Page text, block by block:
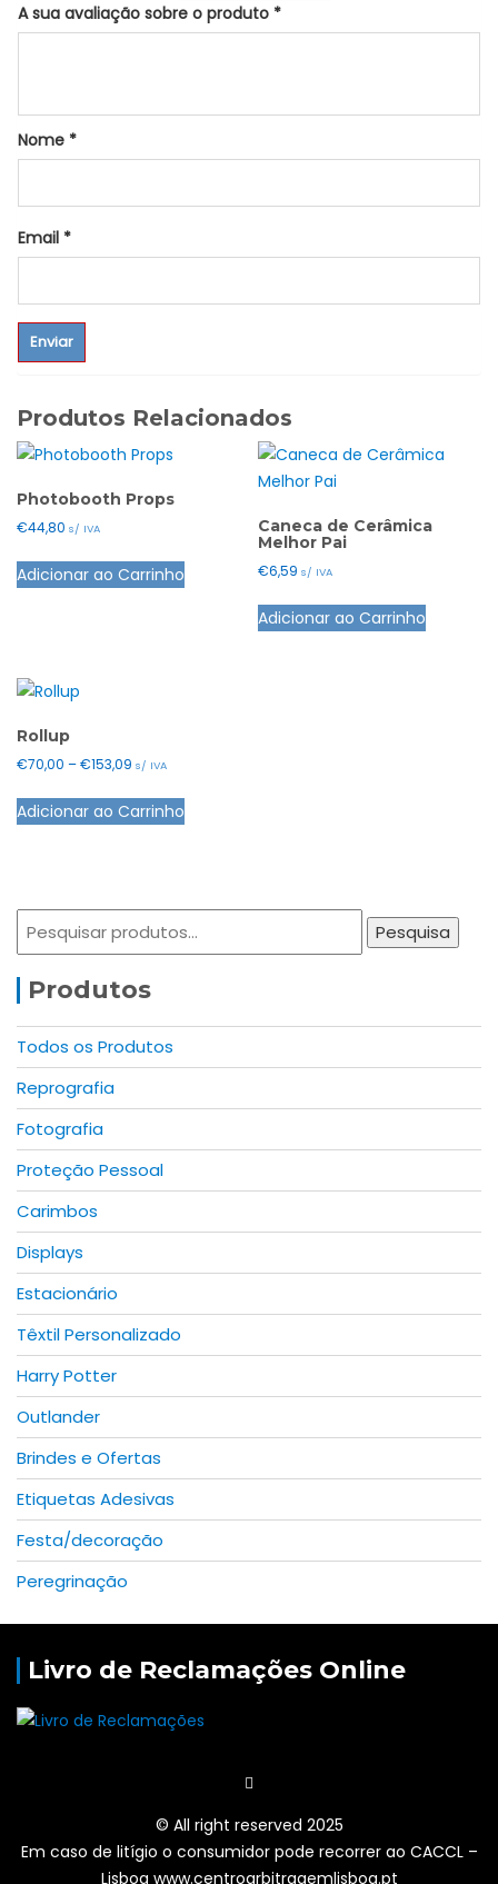
A sua avaliação sobre o produto *
Nome *
Email *
Produtos Relacionados
Photobooth Props
€44,80 s/ IVA
Adicionar ao Carrinho
Caneca de Cerâmica
Melhor Pai
€6,59 s/ IVA
Adicionar ao Carrinho
Rollup
€70,00 –€153,09 Price
€70,00
s/ IVA
Adicionar ao Carrinho
This
product
The
options
on
product
Pesquisar
por:
Pesquisa
Produtos
Todos os Produtos
Reprografia
Fotografia
Proteção Pessoal
Carimbos
Displays
Estacionário
Têxtil Personalizado
Harry Potter
Outlander
Brindes e Ofertas
Etiquetas Adesivas
Festa/decoração
Peregrinação
Livro de Reclamações Online
© All right reserved 2025
Em caso de litígio o consumidor pode recorrer ao CACCL –
Lisboa www.centroarbitragemlisboa.pt